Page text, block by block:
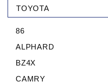
TOYOTA
86
ALPHARD
BZ4X
CAMRY